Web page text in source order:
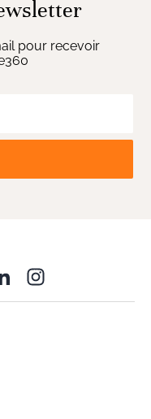
pour recevoir